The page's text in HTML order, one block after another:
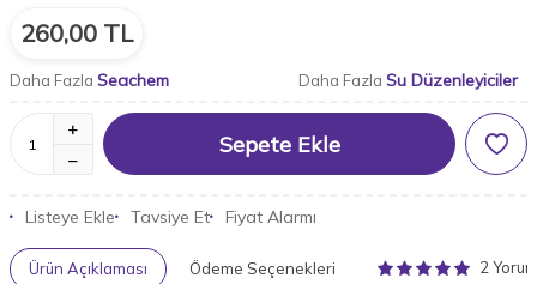
260,00 TL
Daha Fazla Seachem Daha Fazla Su Düzenleyiciler
Sepete Ekle
Listeye Ekle Tavsiye Et Fiyat Alarmı
Ürün Açıklaması Ödeme Seçenekleri 2 Yorum